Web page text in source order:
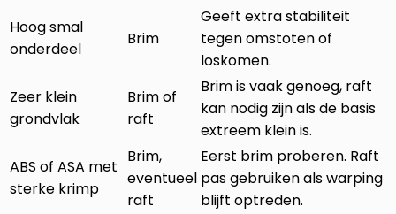
Hoog smal
onderdeel
Brim
Geeft extra stabiliteit
tegen omstoten of
loskomen.
Zeer klein
grondvlak
Brim of
raft
Brim is vaak genoeg, raft
kan nodig zijn als de basis
extreem klein is.
ABS of ASA met
sterke krimp
Brim,
eventueel
raft
Eerst brim proberen. Raft
pas gebruiken als warping
blijft optreden.